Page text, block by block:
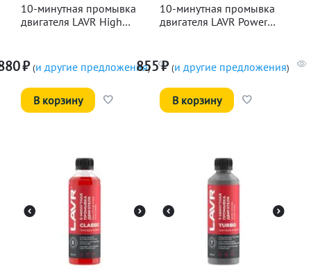
10-минутная промывка
двигателя LAVR High
₽ (и другие предложения)
В корзину
10-минутная промывка
двигателя LAVR Power
855₽ (и другие предложения)
В корзину